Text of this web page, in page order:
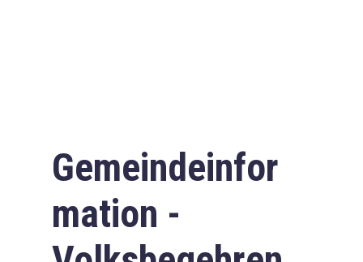
Gemeindeinfor
mation -